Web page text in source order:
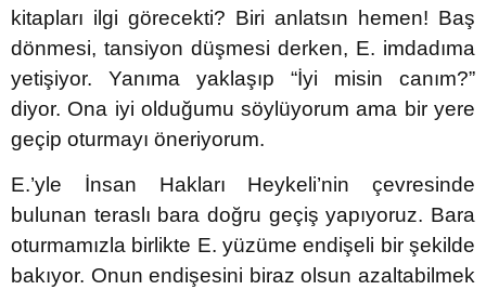
kitapları ilgi görecekti? Biri anlatsın hemen! Baş
dönmesi, tansiyon düşmesi derken, E. imdadıma
yetişiyor. Yanıma yaklaşıp “İyi misin canım?”
diyor. Ona iyi olduğumu söylüyorum ama bir yere
geçip oturmayı öneriyorum.
E.’yle İnsan Hakları Heykeli’nin çevresinde
bulunan teraslı bara doğru geçiş yapıyoruz. Bara
oturmamızla birlikte E. yüzüme endişeli bir şekilde
bakıyor. Onun endişesini biraz olsun azaltabilmek